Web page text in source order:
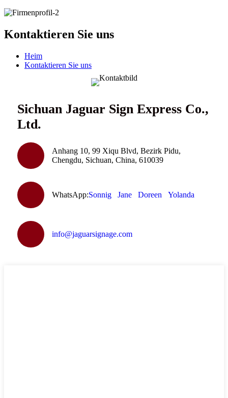
Kontaktieren Sie uns
Heim
Kontaktieren Sie uns
Sichuan Jaguar Sign Express Co.,
Ltd.
Anhang 10, 99 Xiqu Blvd, Bezirk Pidu,
Chengdu, Sichuan, China, 610039
WhatsApp:Sonnig Jane Doreen Yolanda
info@jaguarsignage.com